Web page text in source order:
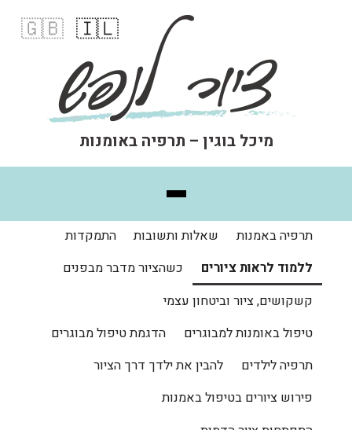
🇮🇱
🇬🇧
מיכל בוגין – תרפיה באומנות
תרפיה באמנות שאלות ותשובות
התמקדות
ללמוד לראות ציורים
כשהציור מדבר מבפנים
קשקושים, ציור וביטחון עצמי
טיפול באומנות למבוגרים
הדגמת טיפול מבוגרים
תרפיה לילדים
להבין את ילדך דרך הציור
פירוש ציורים בטיפול באמנות